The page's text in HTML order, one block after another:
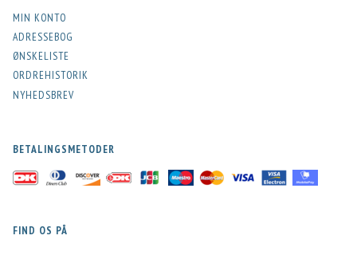
MIN KONTO
ADRESSEBOG
ØNSKELISTE
ORDREHISTORIK
NYHEDSBREV
BETALINGSMETODER
FIND OS PÅ